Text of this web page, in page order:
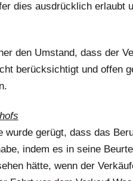
dies ausdrücklich erlaubt
den Umstand, dass der
berücksichtigt und offen
wurde gerügt, dass das
indem es in seine
hätte, wenn der